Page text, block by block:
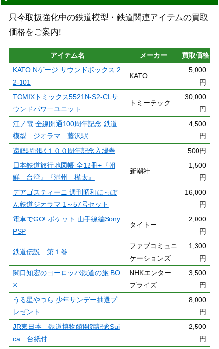
只今取扱強化中の鉄道模型・鉄道関連アイテムの買取
価格をご案内!
アイテム名 メーカー
買取価格
KATO Nゲージ サウンドボックス 2
2-101
KATO
5,000
円
TOMIXトミックス5521N-S2-CLサ
ウンドパワーユニット
トミーテック
30,000
円
江ノ電 全線開通100周年記念 鉄道
模型 ジオラマ 藤沢駅
4,500
円
遠軽駅開駅１００周年記念入場券
500円
日本鉄道旅行地図帳 全12冊+『朝
鮮 台湾』『満州 樺太』
新潮社
1,500
円
デアゴスティーニ 週刊昭和にっぽ
ん鉄道ジオラマ 1～57号セット
16,000
円
電車でGO! ポケット 山手線編Sony
PSP
タイトー
2,000
円
鉄道伝説 第１巻
ファブコミュニ
ケーションズ
1,300
円
関口知宏のヨーロッパ鉄道の旅 BO
X
NHKエンター
プライズ
3,500
円
うる星やつら 少年サンデー抽選プ
レゼント
8,000
円
JR東日本 鉄道博物館開館記念Sui
ca 台紙付
2,500
円